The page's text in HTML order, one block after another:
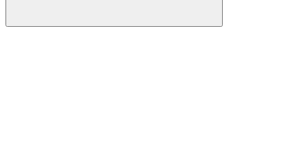
Buscar